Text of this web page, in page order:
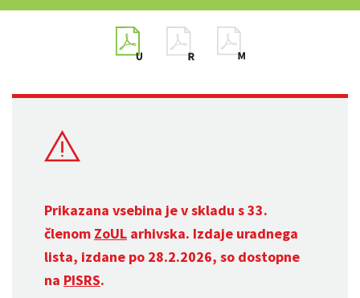
Prikazana vsebina je v skladu s 33.
členom ZoUL arhivska. Izdaje uradnega
lista, izdane po 28.2.2026, so dostopne
na PISRS.